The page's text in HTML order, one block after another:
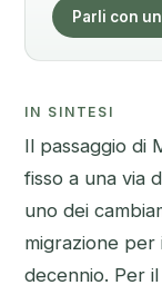
Parli con
IN SINTESI
Il passaggio di
fisso a una via
uno dei
migrazione
decennio. Per